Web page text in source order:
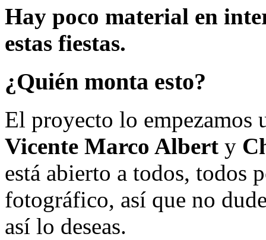
Hay poco material en
estas fiestas.
¿Quién monta esto?
El proyecto lo empezamos
Vicente Marco Albert y
está abierto a todos, todos
fotográfico, así que no
así lo deseas.